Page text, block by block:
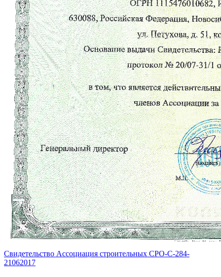
Свидетельство Ассоциация строительных СРО-С-284-
21062017